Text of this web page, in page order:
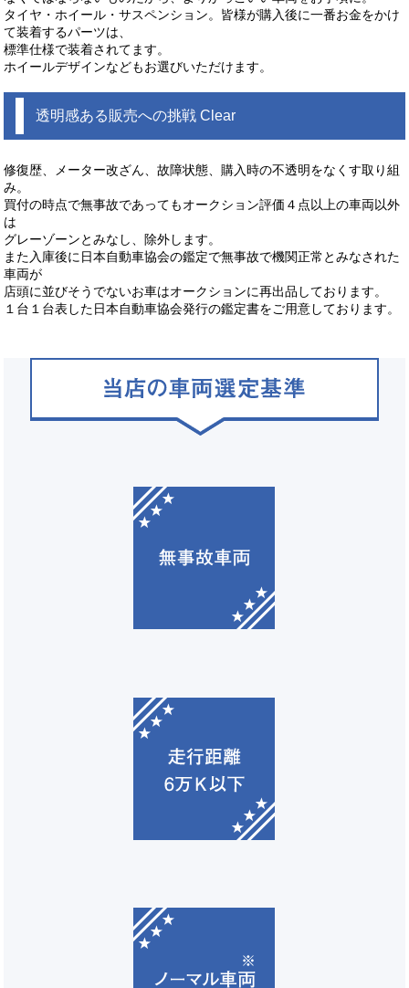
タイヤ・ホイール・サスペンション。皆様が購入後に一番お金をかけ
て装着するパーツは、
標準仕様で装着されてます。
ホイールデザインなどもお選びいただけます。
透明感ある販売への挑戦 Clear
修復歴、メーター改ざん、故障状態、購入時の不透明をなくす取り組
み。
買付の時点で無事故であってもオークション評価４点以上の車両以外
は
グレーゾーンとみなし、除外します。
また入庫後に日本自動車協会の鑑定で無事故で機関正常とみなされた
車両が
店頭に並びそうでないお車はオークションに再出品しております。
１台１台表した日本自動車協会発行の鑑定書をご用意しております。